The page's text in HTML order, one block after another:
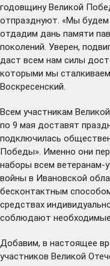
годовщину Великой
отпразднуют. «Мы будем
отдадим дань памяти
поколений. Уверен,
даст всем нам силы
которыми мы
Воскресенский.
Всем участникам
по 9 мая доставят
подключилась
Победы». Именно они
наборы всем ветеранам-
войны в Ивановской
бесконтактным
средствах
соблюдают
Добавим, в настоящее
участников Великой